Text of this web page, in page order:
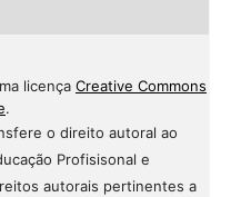
licença Creative Commons
.
o direito autoral ao
Profisisonal e
autorais pertinentes a